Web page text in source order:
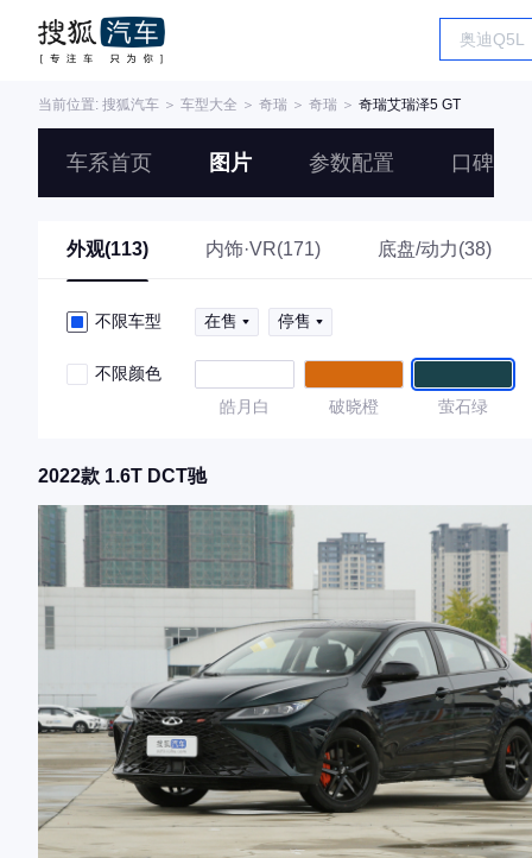
当前位置: 搜狐汽车 ＞ 车型大全 ＞ 奇瑞 ＞ 奇瑞 ＞ 奇瑞艾瑞泽5 GT
车系首页 图片 参数配置 口碑
外观(113) 内饰·VR(171) 底盘/动力(38)
不限车型 在售 停售
不限颜色
皓月白
破晓橙 萤石绿
2022款 1.6T DCT驰